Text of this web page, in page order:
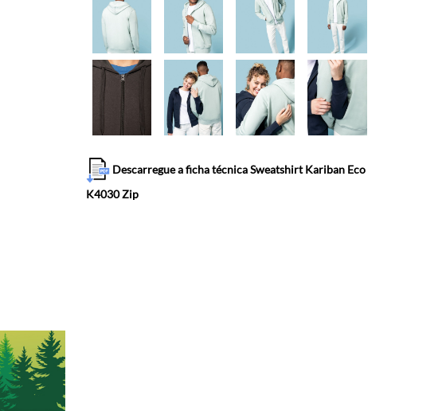
Descarregue a ficha técnica Sweatshirt Kariban Eco
K4030 Zip